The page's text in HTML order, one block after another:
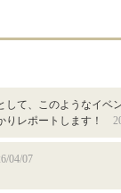
て、このようなイベ
りレポートします！
04/07